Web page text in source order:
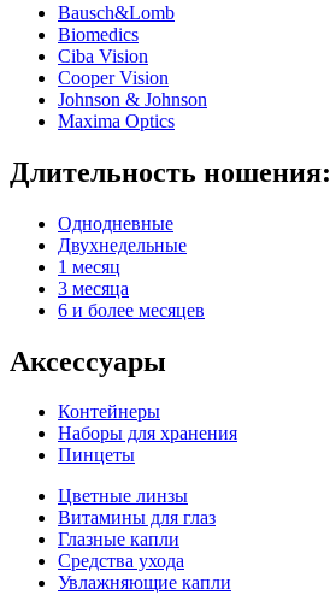
Bausch&Lomb
Biomedics
Ciba Vision
Cooper Vision
Johnson & Johnson
Maxima Optics
Длительность ношения:
Однодневные
Двухнедельные
1 месяц
3 месяца
6 и более месяцев
Аксессуары
Контейнеры
Наборы для хранения
Пинцеты
Цветные линзы
Витамины для глаз
Глазные капли
Средства ухода
Увлажняющие капли